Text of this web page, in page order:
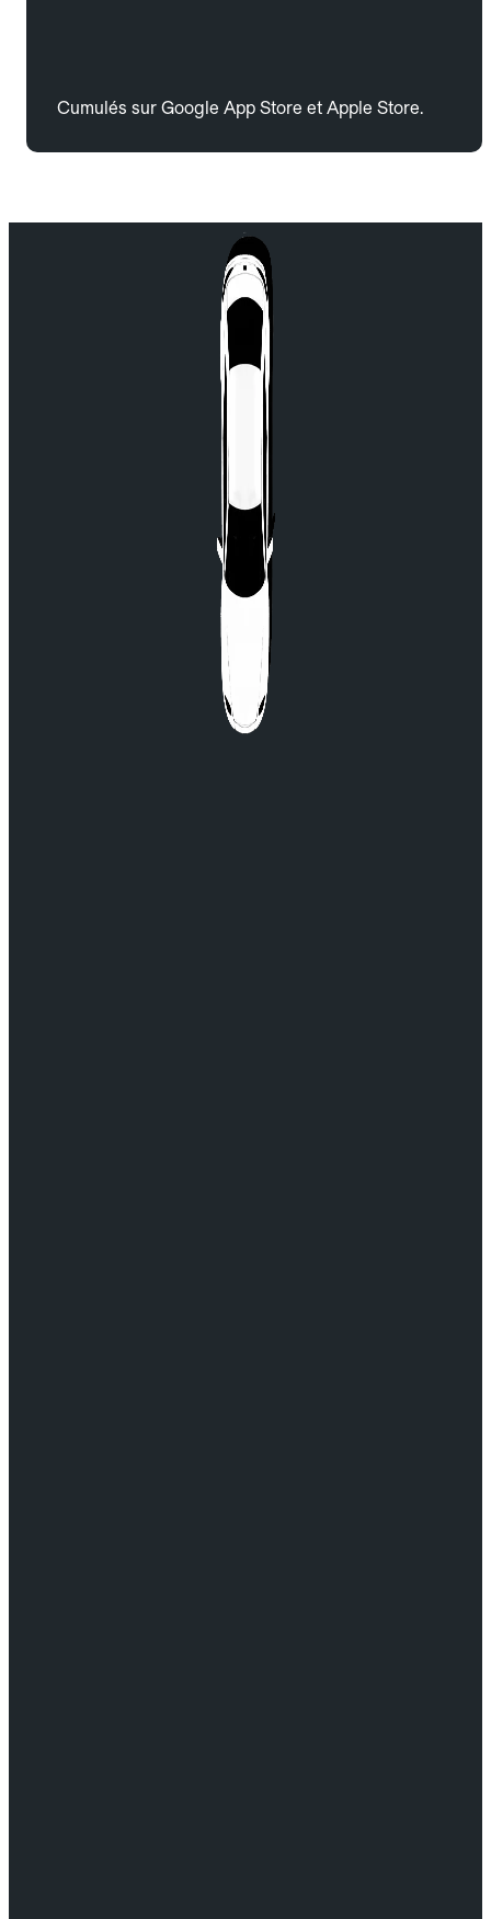
Cumulés sur Google App Store et Apple Store.